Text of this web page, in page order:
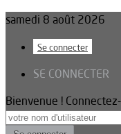
samedi 8 août 2026
Se connecter
SE CONNECTER
Bienvenue !